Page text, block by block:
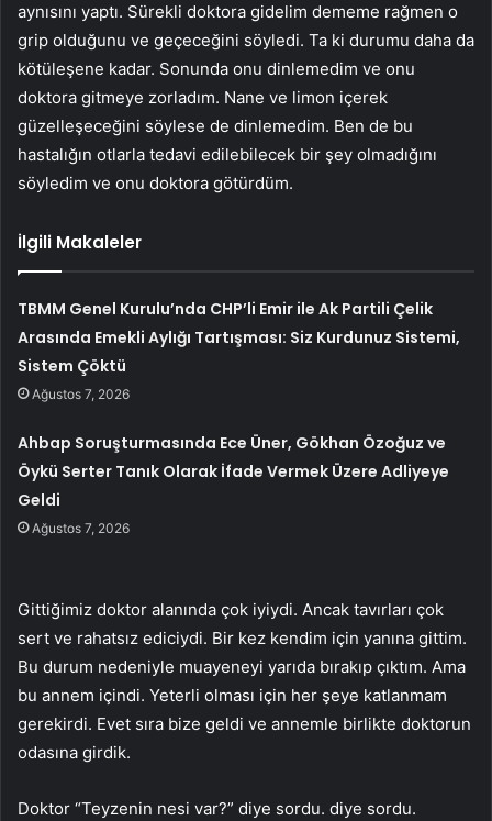
aynısını yaptı. Sürekli doktora gidelim dememe rağmen o
grip olduğunu ve geçeceğini söyledi. Ta ki durumu daha da
kötüleşene kadar. Sonunda onu dinlemedim ve onu
doktora gitmeye zorladım. Nane ve limon içerek
güzelleşeceğini söylese de dinlemedim. Ben de bu
hastalığın otlarla tedavi edilebilecek bir şey olmadığını
söyledim ve onu doktora götürdüm.
İlgili Makaleler
TBMM Genel Kurulu’nda CHP’li Emir ile Ak Partili Çelik
Arasında Emekli Aylığı Tartışması: Siz Kurdunuz Sistemi,
Sistem Çöktü
Ağustos 7, 2026
Ahbap Soruşturmasında Ece Üner, Gökhan Özoğuz ve
Öykü Serter Tanık Olarak İfade Vermek Üzere Adliyeye
Geldi
Ağustos 7, 2026
Gittiğimiz doktor alanında çok iyiydi. Ancak tavırları çok
sert ve rahatsız ediciydi. Bir kez kendim için yanına gittim.
Bu durum nedeniyle muayeneyi yarıda bırakıp çıktım. Ama
bu annem içindi. Yeterli olması için her şeye katlanmam
gerekirdi. Evet sıra bize geldi ve annemle birlikte doktorun
odasına girdik.
Doktor “Teyzenin nesi var?” diye sordu. diye sordu.